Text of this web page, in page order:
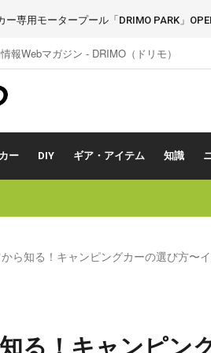
ー専用モータープール「DRIMO PARK」
報Webマガジン - DRIMO（ドリモ）
ー DIY ギア・アイテム 知識
ら知る！キャンピングカーの選び方〜
る！キャンピン